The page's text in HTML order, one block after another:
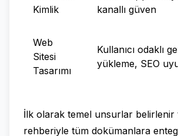
Kimlik
kanallı güven
Web
Sitesi
Tasarımı
Kullanıcı odaklı
yükleme, SEO
İlk olarak temel unsurlar belirlenir
rehberiyle tüm dokümanlara